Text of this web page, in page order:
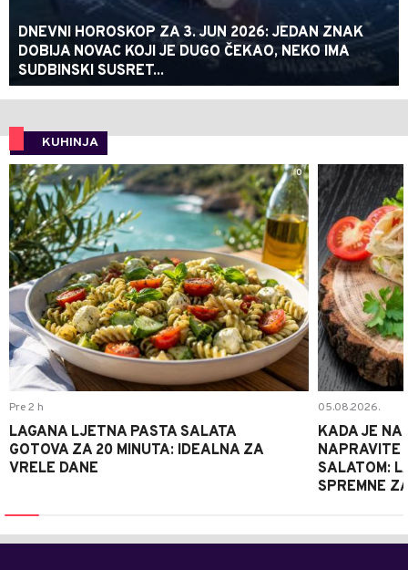
DNEVNI HOROSKOP ZA 3. JUN 2026: JEDAN ZNAK
DOBIJA NOVAC KOJI JE DUGO ČEKAO, NEKO IMA
SUDBINSKI SUSRET...
KUHINJA
0
Pre 2 h
LAGANA LJETNA PASTA SALATA
GOTOVA ZA 20 MINUTA: IDEALNA ZA
VRELE DANE
05.08.2026.
KADA JE
NAPRAVITE
SALATOM:
SPREMNE